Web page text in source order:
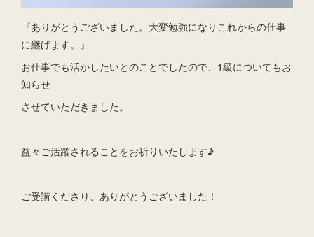
『ありがとうございました。大変勉強になりこれからの仕事
に継げます。』
お仕事でも活かしたいとのことでしたので、1級についてもお
知らせ
させていただきました。
益々ご活躍されることをお祈りいたします♪
ご受講くださり、ありがとうございました！